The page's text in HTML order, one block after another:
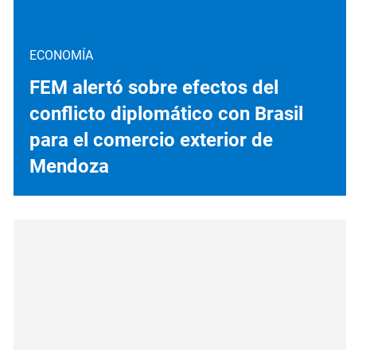
ECONOMÍA
FEM alertó sobre efectos del
conflicto diplomático con Brasil
para el comercio exterior de
Mendoza